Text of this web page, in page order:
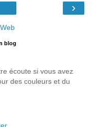
›
blog
écoute si vous avez
des couleurs et du
.